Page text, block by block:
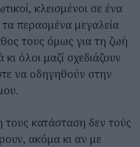
κλεισμένοι σε ένα
περασμένα μεγαλεία
τους όμως για τη ζωή
όλοι μαζί σχεδιάζουν
να οδηγηθούν στην
κατάσταση δεν τούς
ακόμα κι αν με